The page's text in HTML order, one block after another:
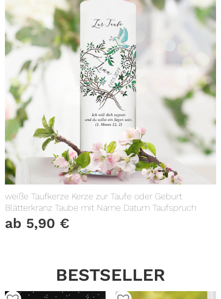
weiße Taufkerze Kerze zur Taufe oder Geburt
Blätterkranz Taube mit Name Datum Taufspruch
ab 5,90 €
BESTSELLER